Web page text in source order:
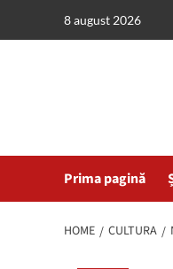
8 august 2026
Prima pagină
HOME CULTURA